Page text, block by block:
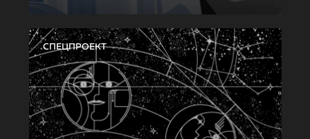
СПЕЦПРОЕКТ